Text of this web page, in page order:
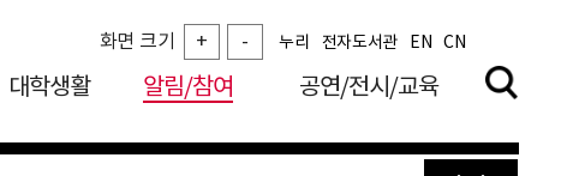
대학생활 알림/참여 공연/전시/교육
화면 크기 + - 누리 전자도서관 EN CN